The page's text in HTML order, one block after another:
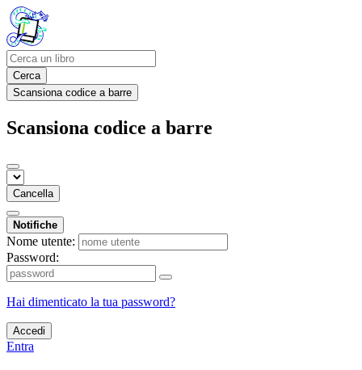
Cerca
Scansiona codice a barre
Scansiona codice a barre
Cancella
Notifiche
Nome utente:
Password:
Hai dimenticato la tua password?
Accedi
Entra